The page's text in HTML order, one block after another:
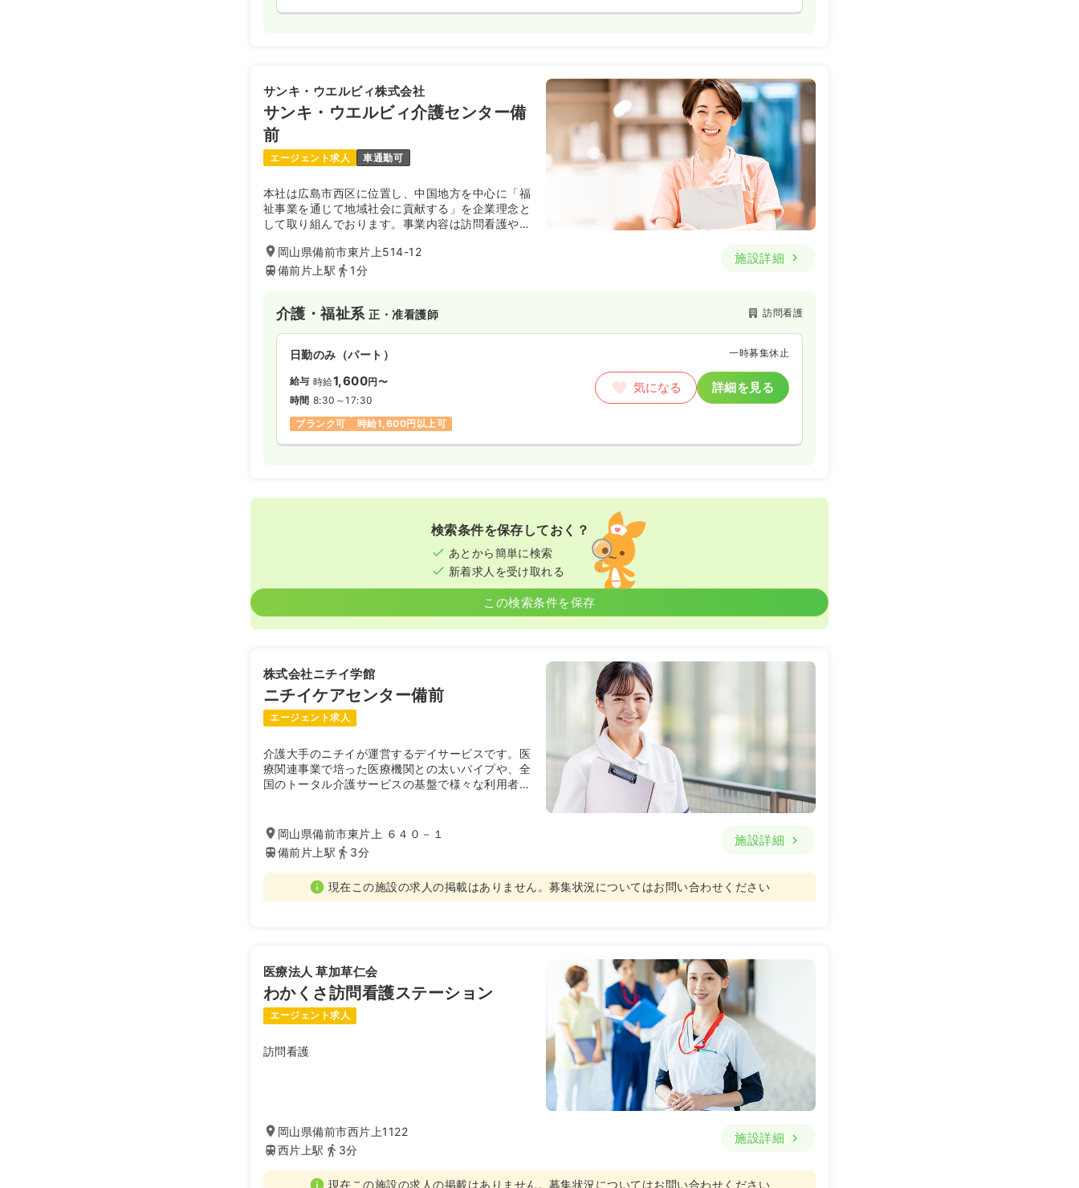
時間 9:00～18:00 （休憩60分）
日祝休み
オンコールあり
担当業務未経験可
気になる 詳細を見る
一般＋療養
日勤のみ（常勤）
給与 21.1〜30.7 万円 /月 賞与3.2ヶ月
時間 8:30～17:30
詳細を見る
日勤のみ（パート）
給与 お問い合わせください
時間 9:00～18:00
日祝休み
気になる 詳細を見る
賞与3.6ヶ月
月給20万円以上可
気になる
サンキ・ウエルビィ株式会社
サンキ・ウエルビィ介護センター備
前
エージェント求人 車通勤可
本社は広島市西区に位置し、中国地方を中心に「福
祉事業を通じて地域社会に貢献する」を企業理念と
して取り組んでおります。事業内容は訪問看護やデ
行い地域の皆様のサポートを行っております。
岡山県備前市東片上514-12
備前片上駅
1分
施設詳細
介護・福祉系正・准看護師 訪問看護
日勤のみ（パート） 一時募集休止
給与 時給1,600円〜
時間 8:30～17:30
ブランク可
時給1,600円以上可
気になる 詳細を見る
検索条件を保存しておく？
あとから簡単に検索
新着求人を受け取れる
この検索条件を保存
株式会社ニチイ学館
ニチイケアセンター備前
エージェント求人
介護大手のニチイが運営するデイサービスです。医
療関連事業で培った医療機関との太いパイプや、全
国のトータル介護サービスの基盤で様々な利用者様
岡山県備前市東片上 ６４０－１
備前片上駅
3分
施設詳細
現在この施設の求人の掲載はありません 。 募集状況についてはお問い合わせください
医療法人 草加草仁会
わかくさ訪問看護ステーション
エージェント求人
訪問看護
岡山県備前市西片上1122
西片上駅
3分
施設詳細
現在この施設の求人の掲載はありません 。 募集状況についてはお問い合わせください